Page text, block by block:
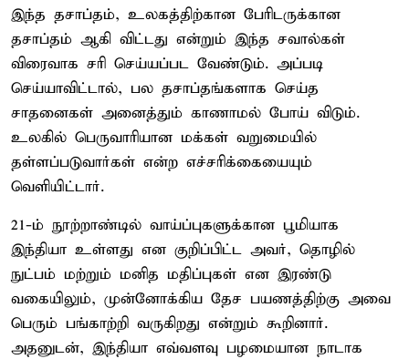
இந்த தசாப்தம், உலகத்திற்கான பேரிடருக்கான
தசாப்தம் ஆகி விட்டது என்றும் இந்த சவால்கள்
விரைவாக சரி செய்யப்பட வேண்டும். அப்படி
செய்யாவிட்டால், பல தசாப்தங்களாக செய்த
சாதனைகள் அனைத்தும் காணாமல் போய் விடும்.
உலகில் பெருவாரியான மக்கள் வறுமையில்
தள்ளப்படுவார்கள் என்ற எச்சரிக்கையையும்
வெளியிட்டார்.
21-ம் நூற்றாண்டில் வாய்ப்புகளுக்கான பூமியாக
இந்தியா உள்ளது என குறிப்பிட்ட அவர், தொழில்
நுட்பம் மற்றும் மனித மதிப்புகள் என இரண்டு
வகையிலும், முன்னோக்கிய தேச பயணத்திற்கு அவை
பெரும் பங்காற்றி வருகிறது என்றும் கூறினார்.
அதனுடன், இந்தியா எவ்வளவு பழமையான நாடாக